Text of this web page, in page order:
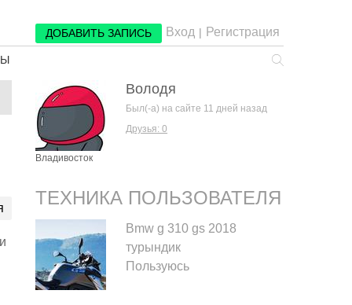
ДОБАВИТЬ ЗАПИСЬ Вход | Регистрация
Владивосток
Володя
Был(-а) на сайте 11 дней назад
Друзья: 0
ТЕХНИКА ПОЛЬЗОВАТЕЛЯ
Bmw g 310 gs 2018
турындик
Пользуюсь